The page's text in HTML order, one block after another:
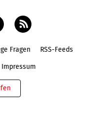
Fragen RSS-Feeds
Impressum